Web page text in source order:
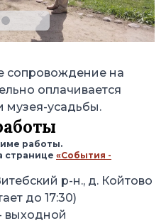
сопровождение на
оплачивается
музея-усадьбы.
работы.
странице «События -
р-н., д. Койтово
до 17:30)
выходной